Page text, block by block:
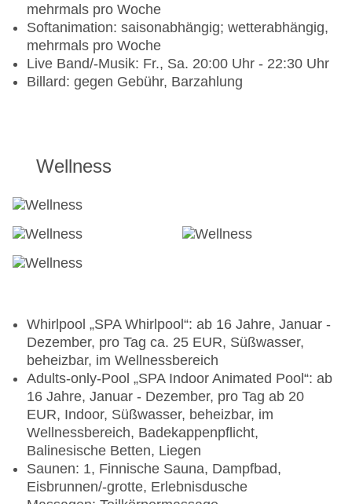
mehrmals pro Woche
Softanimation: saisonabhängig; wetterabhängig,
mehrmals pro Woche
Live Band/-Musik: Fr., Sa. 20:00 Uhr - 22:30 Uhr
Billard: gegen Gebühr, Barzahlung
Wellness
Whirlpool „SPA Whirlpool“: ab 16 Jahre, Januar -
Dezember, pro Tag ca. 25 EUR, Süßwasser,
beheizbar, im Wellnessbereich
Adults-only-Pool „SPA Indoor Animated Pool“: ab
16 Jahre, Januar - Dezember, pro Tag ab 20
EUR, Indoor, Süßwasser, beheizbar, im
Wellnessbereich, Badekappenpflicht,
Balinesische Betten, Liegen
Saunen: 1, Finnische Sauna, Dampfbad,
Eisbrunnen/-grotte, Erlebnisdusche